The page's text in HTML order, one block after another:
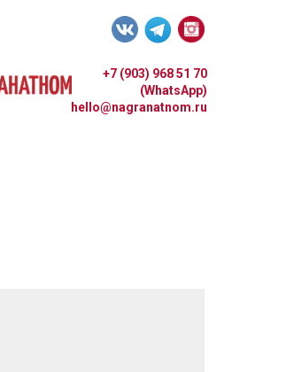
+7 (903) 968 51 70
(WhatsApp)
hello@nagranatnom.ru